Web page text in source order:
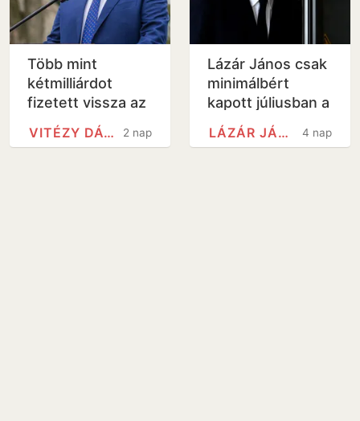
Több mint
kétmilliárdot
fizetett vissza az
államnak egy
Mészáros
2 nap
VITÉZY DÁVID
Lázár János csak
minimálbért
kapott júliusban a
hiányzásai miatt
4 nap
LÁZÁR JÁNOS